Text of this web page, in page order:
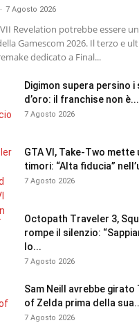
- 7 Agosto 2026
Revelation potrebbe essere
Gamescom 2026. Il terzo e
dedicato a Final...
Digimon supera persino i
d’oro: il franchise non è...
7 Agosto 2026
GTA VI, Take-Two mette
timori: “Alta fiducia”
7 Agosto 2026
Octopath Traveler 3,
rompe il silenzio:
lo...
7 Agosto 2026
Sam Neill avrebbe girato
of Zelda prima della
7 Agosto 2026